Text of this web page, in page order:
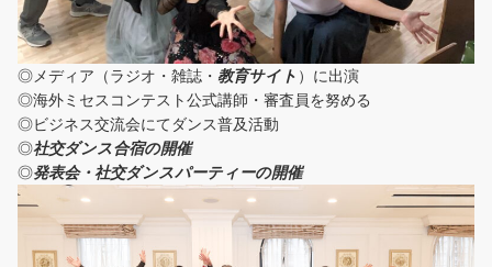
◎メディア（ラジオ・雑誌・ 教育サイト ）に出演
◎海外ミセスコンテスト公式講師・審査員を努める
◎ビジネス交流会にてダンス普及活動
◎社交ダンス合宿の開催
◎発表会・社交ダンスパーティーの開催